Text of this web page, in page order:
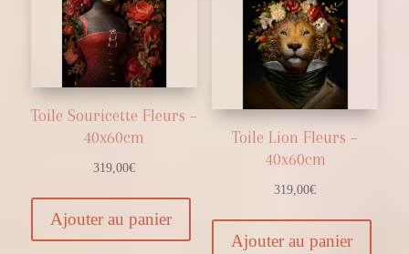
Toile Souricette Fleurs –
40x60cm
319,00€
Ajouter au panier
Toile Lion Fleurs –
40x60cm
319,00€
Ajouter au panier